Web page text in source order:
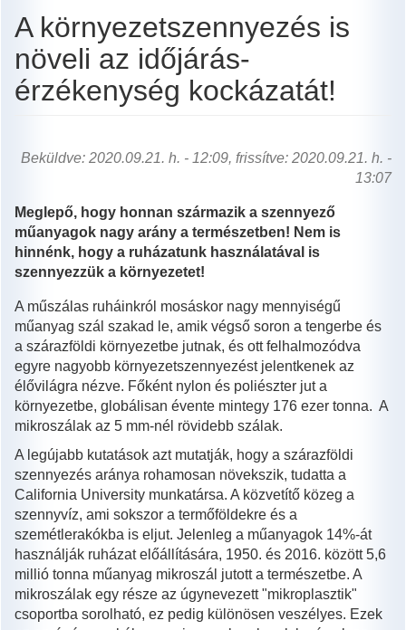
A környezetszennyezés is
növeli az időjárás-
érzékenység kockázatát!
Beküldve: 2020.09.21. h. - 12:09, frissítve: 2020.09.21. h. -
13:07
Meglepő, hogy honnan származik a szennyező
műanyagok nagy arány a természetben! Nem is
hinnénk, hogy a ruházatunk használatával is
szennyezzük a környezetet!
A műszálas ruháinkról mosáskor nagy mennyiségű
műanyag szál szakad le, amik végső soron a tengerbe és
a szárazföldi környezetbe jutnak, és ott felhalmozódva
egyre nagyobb környezetszennyezést jelentkenek az
élővilágra nézve. Főként nylon és poliészter jut a
környezetbe, globálisan évente mintegy 176 ezer tonna. A
mikroszálak az 5 mm-nél rövidebb szálak.
A legújabb kutatások azt mutatják, hogy a szárazföldi
szennyezés aránya rohamosan növekszik, tudatta a
California University munkatársa. A közvetítő közeg a
szennyvíz, ami sokszor a termőföldekre és a
szemétlerakókba is eljut. Jelenleg a műanyagok 14%-át
használják ruházat előállítására, 1950. és 2016. között 5,6
millió tonna műanyag mikroszál jutott a természetbe. A
mikroszálak egy része az úgynevezett "mikroplasztik"
csoportba sorolható, ez pedig különösen veszélyes. Ezek